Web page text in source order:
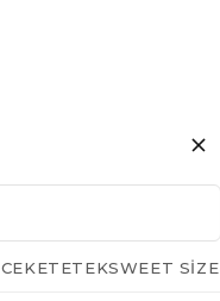
CEKETETEKSWEET SIZE